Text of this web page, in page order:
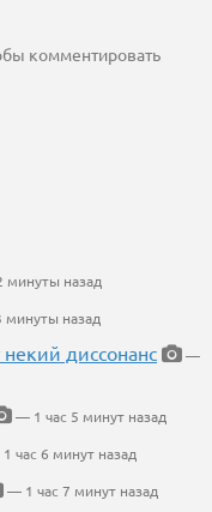
комментировать
минуты назад
минуты назад
диссонанс
—
— 1 час 5 минут назад
час 6 минут назад
— 1 час 7 минут назад